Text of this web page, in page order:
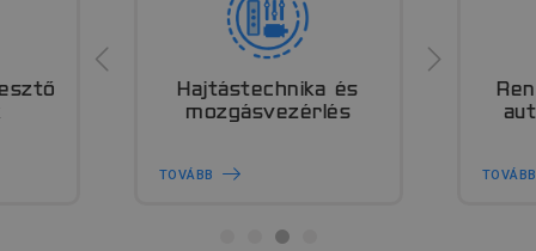
Hajtástechnika és
mozgásvezérlés
TOVÁBB